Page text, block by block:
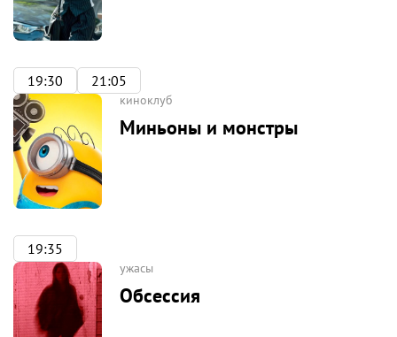
19:30 21:05
киноклуб
Миньоны и монстры
19:35
ужасы
Обсессия